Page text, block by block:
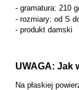
- gramatura: 210
- rozmiary: od S
- produkt damski
UWAGA: Jak
Na płaskiej